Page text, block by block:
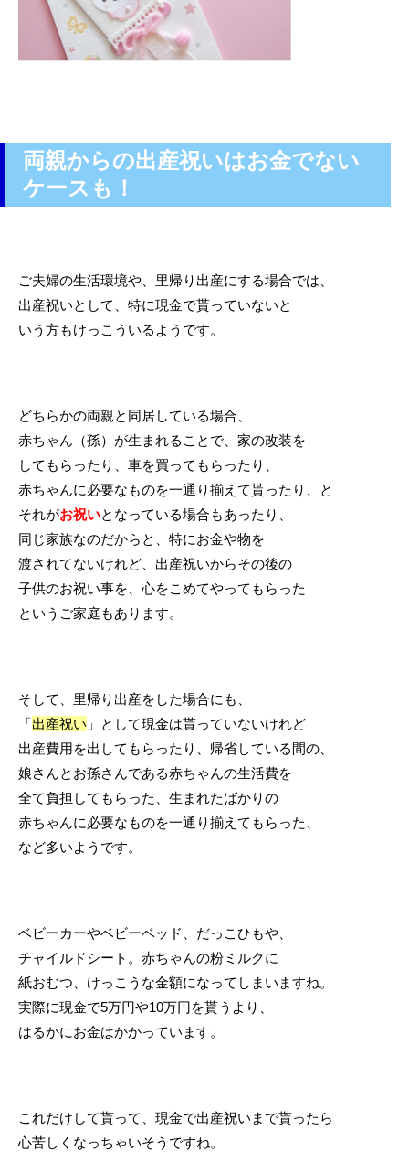
両親からの出産祝いはお金でない
ケースも！
ご夫婦の生活環境や、里帰り出産にする場合では、
出産祝いとして、特に現金で貰っていないと
いう方もけっこういるようです。
どちらかの両親と同居している場合、
赤ちゃん（孫）が生まれることで、家の改装を
してもらったり、車を買ってもらったり、
赤ちゃんに必要なものを一通り揃えて貰ったり、と
それがお祝いとなっている場合もあったり、
同じ家族なのだからと、特にお金や物を
渡されてないけれど、出産祝いからその後の
子供のお祝い事を、心をこめてやってもらった
というご家庭もあります。
そして、里帰り出産をした場合にも、
「出産祝い 」として現金は貰っていないけれど
出産費用を出してもらったり、帰省している間の、
娘さんとお孫さんである赤ちゃんの生活費を
全て負担してもらった、生まれたばかりの
赤ちゃんに必要なものを一通り揃えてもらった、
など多いようです。
ベビーカーやベビーベッド、だっこひもや、
チャイルドシート。赤ちゃんの粉ミルクに
紙おむつ、けっこうな金額になってしまいますね。
実際に現金で5万円や10万円を貰うより、
はるかにお金はかかっています。
これだけして貰って、現金で出産祝いまで貰ったら
心苦しくなっちゃいそうですね。